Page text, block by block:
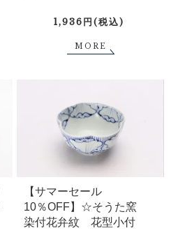
1,936円(税込)
MORE
【サマーセール
10％OFF】☆そうた窯
染付花弁紋 花型小付